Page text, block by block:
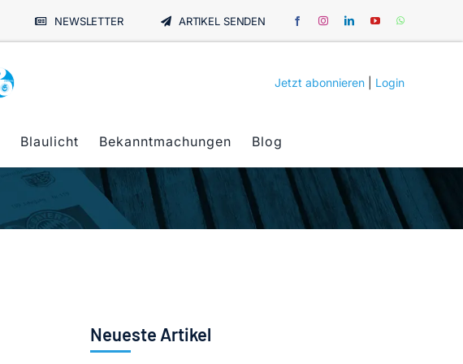
NEWSLETTER ARTIKEL SENDEN
Jetzt abonnieren Login
Blaulicht Bekanntmachungen Blog
Neueste Artikel